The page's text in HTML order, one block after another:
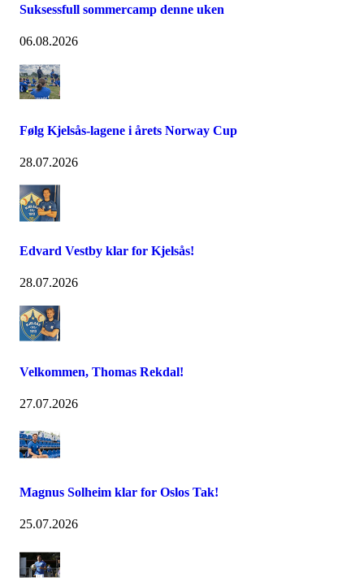
Suksessfull sommercamp denne uken
06.08.2026
Følg Kjelsås-lagene i årets Norway Cup
28.07.2026
Edvard Vestby klar for Kjelsås!
28.07.2026
Velkommen, Thomas Rekdal!
27.07.2026
Magnus Solheim klar for Oslos Tak!
25.07.2026